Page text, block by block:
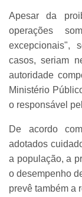
Apesar da
operações
excepcionais",
casos, seriam
autoridade
Ministério
o responsável
De acordo
adotados
a população, a
o desempenho
prevê também a